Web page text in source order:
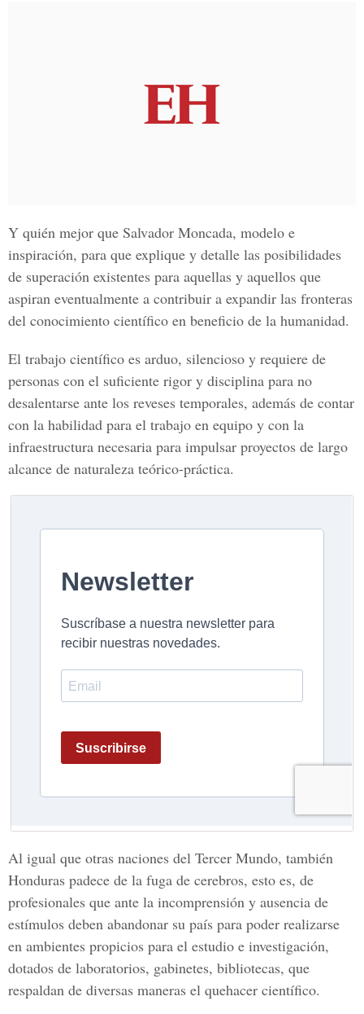
Y quién mejor que Salvador Moncada, modelo e
inspiración, para que explique y detalle las posibilidades
de superación existentes para aquellas y aquellos que
aspiran eventualmente a contribuir a expandir las fronteras
del conocimiento científico en beneficio de la humanidad.
El trabajo científico es arduo, silencioso y requiere de
personas con el suficiente rigor y disciplina para no
desalentarse ante los reveses temporales, además de contar
con la habilidad para el trabajo en equipo y con la
infraestructura necesaria para impulsar proyectos de largo
alcance de naturaleza teórico-práctica.
Al igual que otras naciones del Tercer Mundo, también
Honduras padece de la fuga de cerebros, esto es, de
profesionales que ante la incomprensión y ausencia de
estímulos deben abandonar su país para poder realizarse
en ambientes propicios para el estudio e investigación,
dotados de laboratorios, gabinetes, bibliotecas, que
respaldan de diversas maneras el quehacer científico.